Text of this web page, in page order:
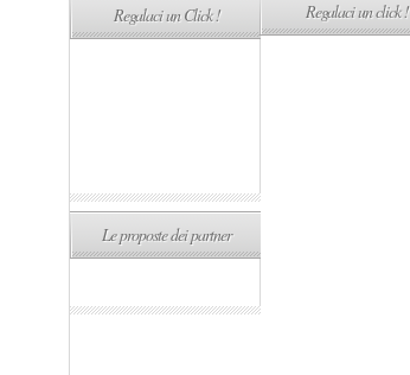
Regalaci un Click !
Le proposte dei partner
Regalaci un click !